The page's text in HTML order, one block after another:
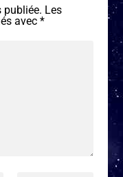
publiée. Les
avec *